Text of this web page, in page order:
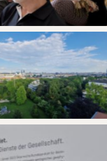
No Caption